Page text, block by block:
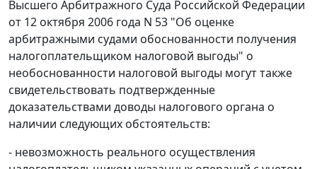
Высшего Арбитражного Суда Российской Федерации
от 12 октября 2006 года N 53 "Об оценке
арбитражными судами обоснованности получения
налогоплательщиком налоговой выгоды" о
необоснованности налоговой выгоды могут также
свидетельствовать подтвержденные
доказательствами доводы налогового органа о
наличии следующих обстоятельств:
- невозможность реального осуществления